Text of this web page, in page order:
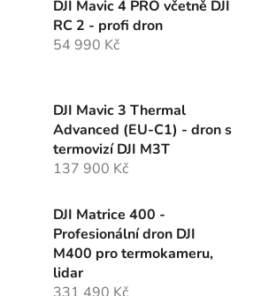
DJI Mavic 4 PRO včetně DJI
RC 2 - profi dron
54 990 Kč
DJI Mavic 3 Thermal
Advanced (EU-C1) - dron s
termovizí DJI M3T
137 900 Kč
DJI Matrice 400 -
Profesionální dron DJI
M400 pro termokameru,
lidar